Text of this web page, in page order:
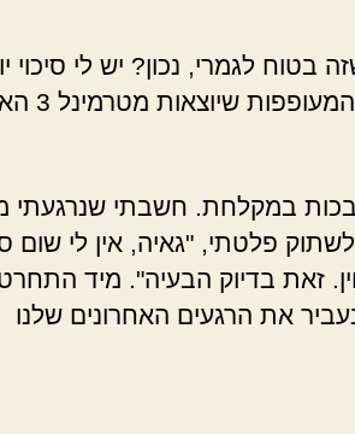
לגמרי, נכון? יש לי סיכוי
טוב למות על אחד
במקלחת. חשבתי שנרגעתי
פלטתי, "גאיה, אין לי שום
זאת בדיוק הבעיה". מיד
את הרגעים האחרונים שלנו